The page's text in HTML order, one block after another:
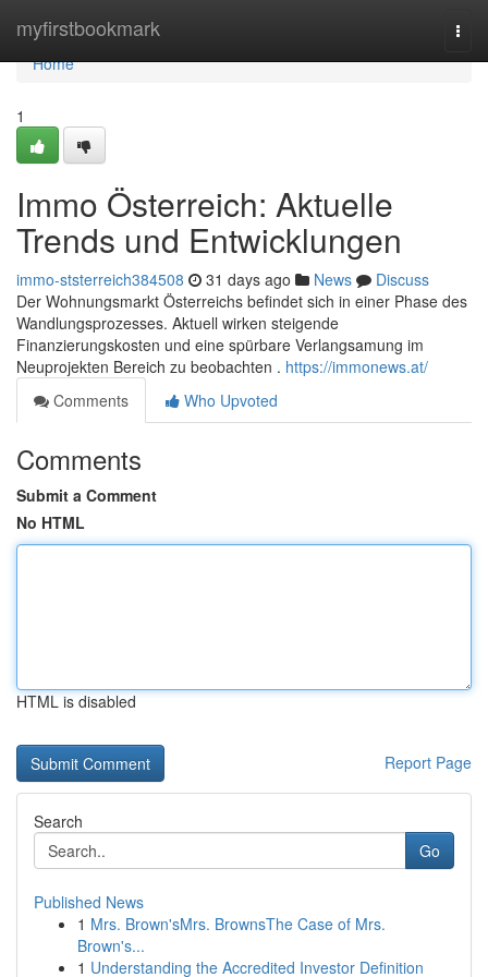
myfirstbookmark
Home
Home
1
Immo Österreich: Aktuelle
Trends und Entwicklungen
immo-ststerreich384508 31 days ago News
Discuss
Der Wohnungsmarkt Österreichs befindet sich in einer Phase des
Wandlungsprozesses. Aktuell wirken steigende
Finanzierungskosten und eine spürbare Verlangsamung im
Neuprojekten Bereich zu beobachten . https://immonews.at/
Comments
Who Upvoted
Comments
Submit a Comment
No HTML
HTML is disabled
Report Page
Search
Go
Published News
1 Mrs. Brown'sMrs. BrownsThe Case of Mrs.
Brown's...
1 Understanding the Accredited Investor Definition